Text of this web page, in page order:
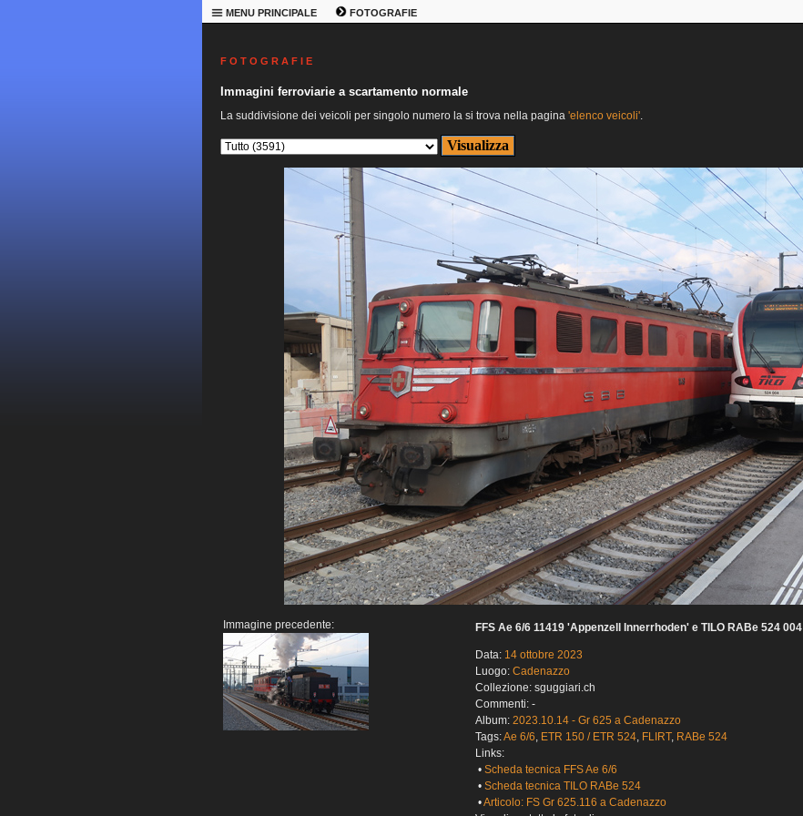
MENU PRINCIPALE FOTOGRAFIE
F O T O G R A F I E
Immagini ferroviarie a scartamento normale
La suddivisione dei veicoli per singolo numero la si trova nella pagina 'elenco veicoli'.
Immagine precedente: FFS Ae 6/6 11419 'Appenzell Innerrhoden' e TILO RABe 524 004
Data: 14 ottobre 2023
Luogo: Cadenazzo
Collezione: sguggiari.ch
Commenti: -
Album: 2023.10.14 - Gr 625 a Cadenazzo
Tags:Ae 6/6, ETR 150 / ETR 524, FLIRT, RABe 524
Links:
• Scheda tecnica FFS Ae 6/6
• Scheda tecnica TILO RABe 524
•Articolo: FS Gr 625.116 a Cadenazzo